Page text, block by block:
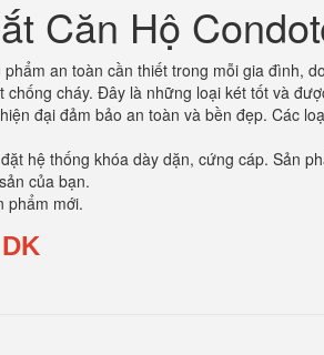
Căn Hộ
phẩm an toàn cần thiết trong mỗi gia đình,
cháy. Đây là những loại két tốt và
đại đảm bảo an toàn và bền đẹp. Các
hệ thống khóa dày dặn, cứng cáp. Sản
của bạn.
phẩm mới.